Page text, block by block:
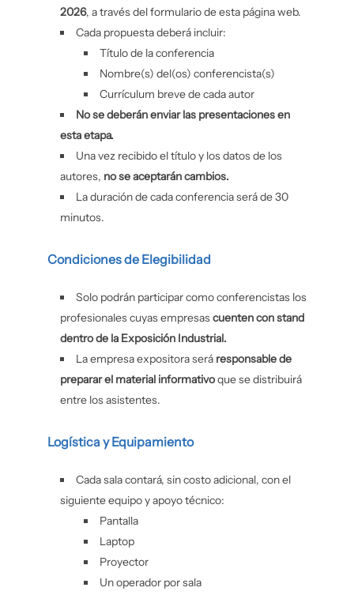
2026, a través del formulario de esta página web.
Cada propuesta deberá incluir:
Título de la conferencia
Nombre(s) del(os) conferencista(s)
Currículum breve de cada autor
No se deberán enviar las presentaciones en
esta etapa.
Una vez recibido el título y los datos de los
autores, no se aceptarán cambios.
La duración de cada conferencia será de 30
minutos.
Condiciones de Elegibilidad
Solo podrán participar como conferencistas los
profesionales cuyas empresascuenten con stand
dentro de la Exposición Industrial.
La empresa expositora será responsable de
preparar el material informativoque se distribuirá
entre los asistentes.
Logística y Equipamiento
Cada sala contará, sin costo adicional, con el
siguiente equipo y apoyo técnico:
Pantalla
Laptop
Proyector
Un operador por sala